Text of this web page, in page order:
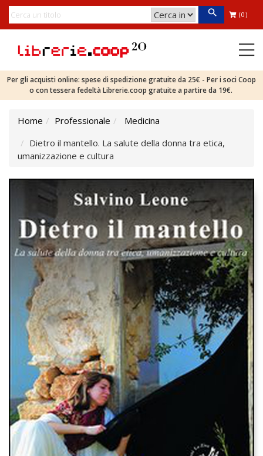
(0)
Per gli acquisti online: spese di spedizione gratuite da 25€ - Per i soci Coop
o con tessera fedeltà Librerie.coop gratuite a partire da 19€.
Home Professionale
Medicina
Dietro il mantello. La salute della donna tra etica,
umanizzazione e cultura